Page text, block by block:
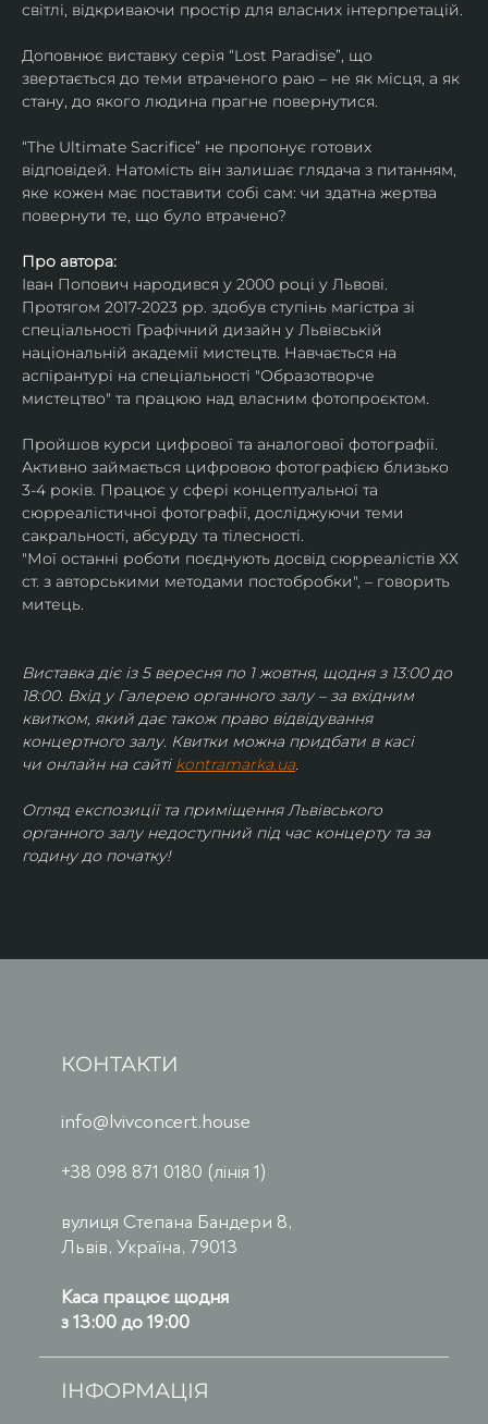
світлі, відкриваючи простір для власних інтерпретацій.
Доповнює виставку серія “Lost Paradise”, що
звертається до теми втраченого раю – не як місця, а як
стану, до якого людина прагне повернутися.
“The Ultimate Sacrifice” не пропонує готових
відповідей. Натомість він залишає глядача з питанням,
яке кожен має поставити собі сам: чи здатна жертва
повернути те, що було втрачено?
Про автора:
Іван Попович народився у 2000 році у Львові.
Протягом 2017-2023 рр. здобув ступінь магістра зі
спеціальності Графічний дизайн у Львівській
національній академії мистецтв. Навчається на
аспірантурі на спеціальності "Образотворче
мистецтво" та працюю над власним фотопроєктом.
Пройшов курси цифрової та аналогової фотографії.
Активно займається цифровою фотографією близько
3-4 років. Працює у сфері концептуальної та
сюрреалістичної фотографії, досліджуючи теми
сакральності, абсурду та тілесності.
"Мої останні роботи поєднують досвід сюрреалістів ХХ
ст. з авторськими методами постобробки", – говорить
митець.
Виставка діє із 5 вересня по 1 жовтня, щодня з 13:00 до
18:00. Вхід у Галерею органного залу – за вхідним
квитком, який дає також право відвідування
концертного залу. Квитки можна придбати в касі
чи онлайн на сайті kontramarka.ua.
Огляд експозиції та приміщення Львівського
органного залу недоступний під час концерту та за
годину до початку!
КОНТАКТИ
info@lvivconcert.house
+38 098 871 0180 (лінія 1)
вулиця Степана Бандери 8,
Львів, Україна, 79013
Каса працює щодня
з 13:00 до 19:00
ІНФОРМАЦІЯ